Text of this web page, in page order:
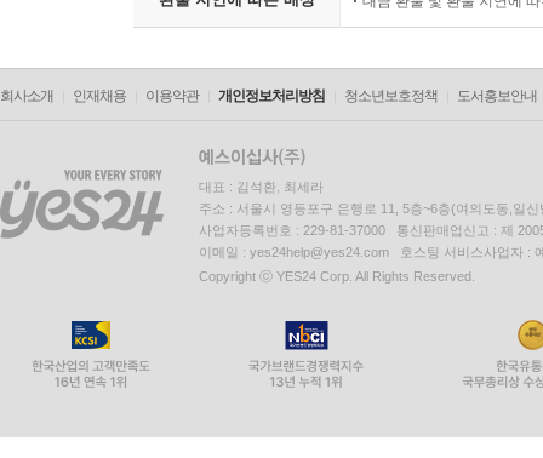
회사소개 인재채용 이용약관 개인정보처리방침 청소년보호정책 도서홍보안내
대표 : 김석환, 최세라
주소 : 서울시 영등포구 은행로 11, 5층~6층(여의도동,일신
사업자등록번호 : 229-81-37000 통신판매업신고 : 제
이메일 : yes24help@yes24.com 호스팅 서비스사업자 :
Copyright ⓒ YES24 Corp. All Rights Reserved.